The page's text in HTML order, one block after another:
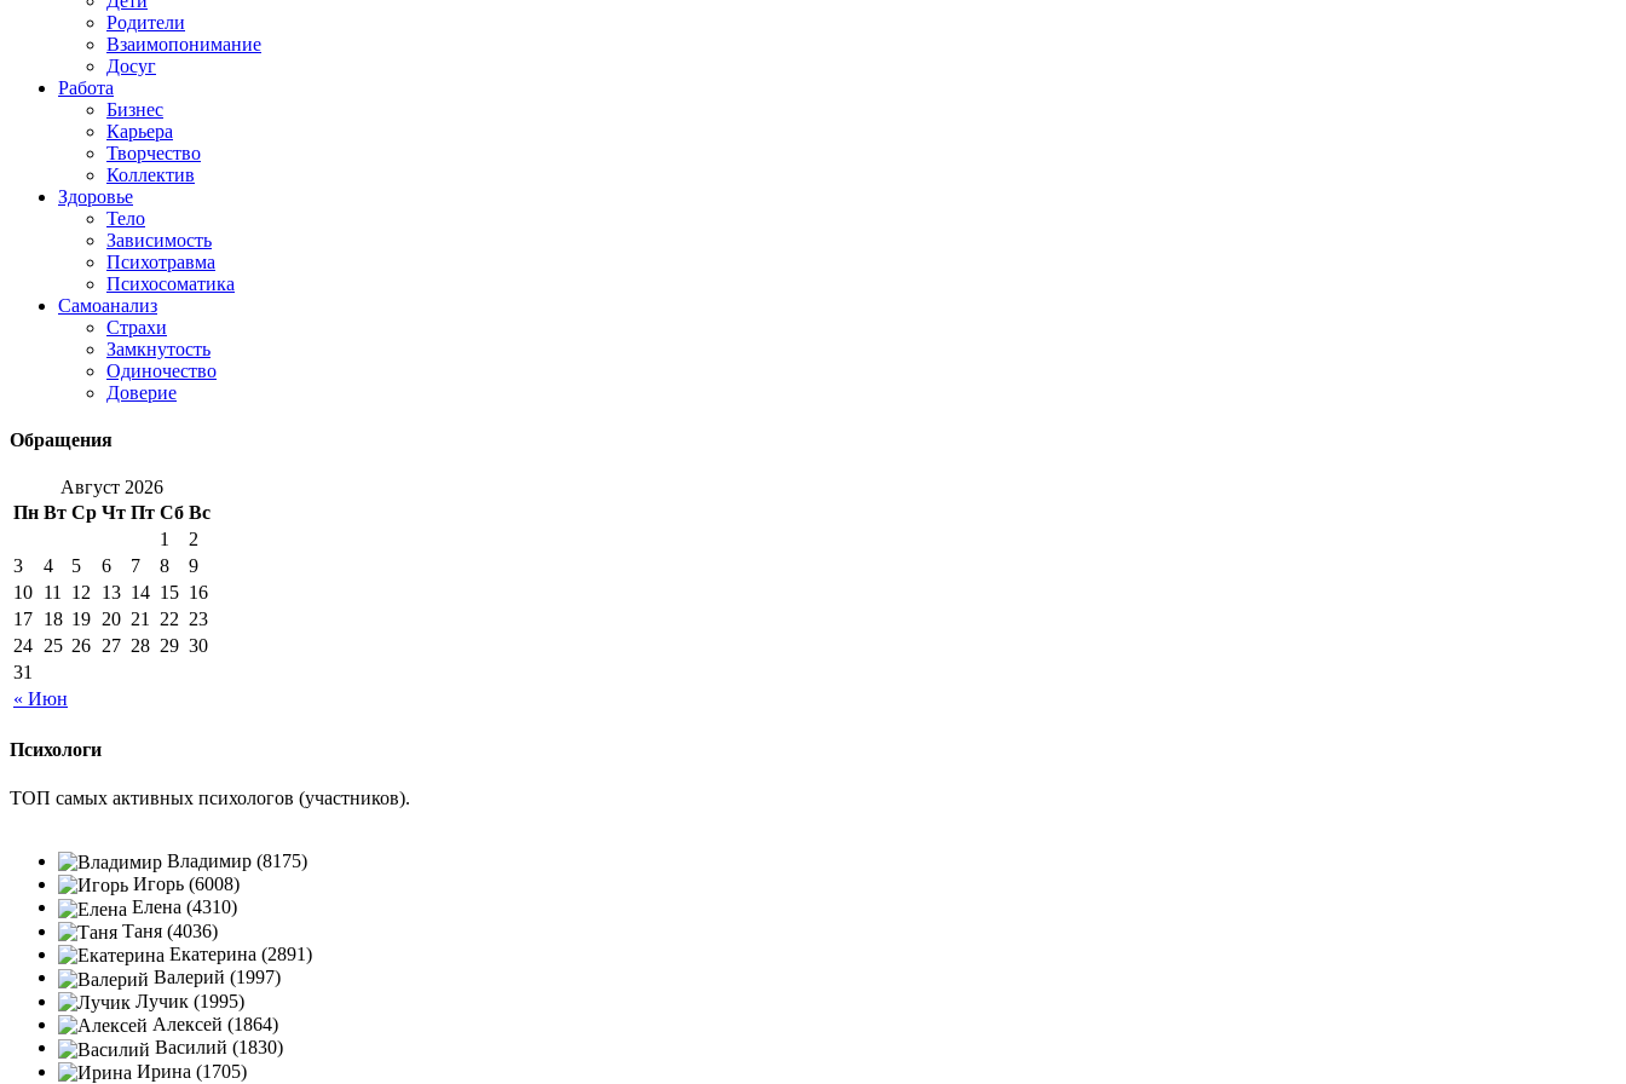
Родители
Взаимопонимание
Досуг
Работа
Бизнес
Карьера
Творчество
Коллектив
Здоровье
Тело
Зависимость
Психотравма
Психосоматика
Самоанализ
Страхи
Замкнутость
Одиночество
Доверие
Обращения
Август 2026
Пн Вт Ср Чт Пт Сб Вс
« Июн
1
2
3
4 5 6 7 8
9
10 11 12 13 14 15 16
17 18 19 20 21 22 23
24 25 26 27 28 29 30
31
Психологи
ТОП самых активных психологов (участников).
Владимир (8175)
Игорь (6008)
Елена (4310)
Таня (4036)
Екатерина (2891)
Валерий (1997)
Лучик (1995)
Алексей (1864)
Василий (1830)
Ирина (1705)